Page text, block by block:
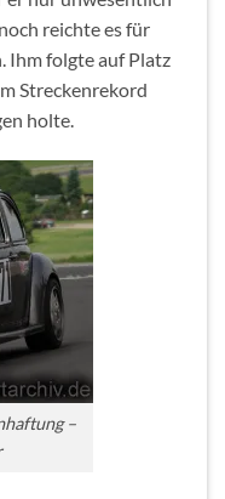
reichte es für
Ihm folgte auf Platz
Streckenrekord
holte.
–